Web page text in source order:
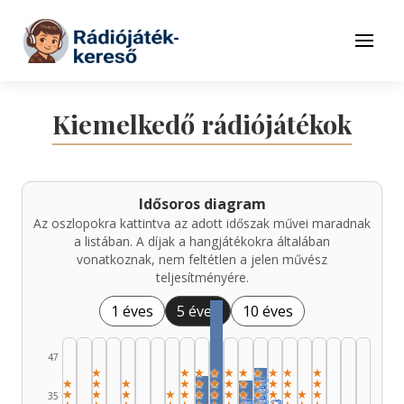
Tovább a tartalomhoz
Menü
Kiemelkedő rádiójátékok
Idősoros diagram
Az oszlopokra kattintva az adott időszak művei maradnak
a listában. A díjak a hangjátékokra általában
vonatkoznak, nem feltétlen a jelen művész
teljesítményére.
1 éves 5 éves 10 éves
35
47
★
★
★
★
★
★
★
★ ★
★
★
★
★
★
★
★
★
★
★
★
★
★
★
🏆
🏆
★
★
★
★
★
★
★
★
★
★ ★
★
★